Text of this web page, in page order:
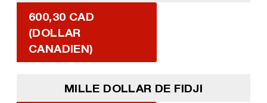
600,30 CAD
(DOLLAR
CANADIEN)
MILLE DOLLAR DE FIDJI